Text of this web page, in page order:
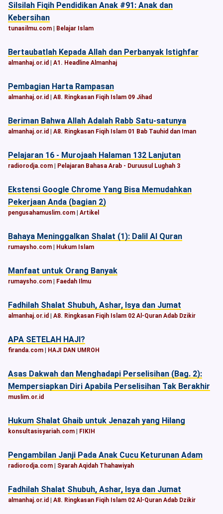
Silsilah Fiqih Pendidikan Anak #91: Anak dan
Kebersihan
tunasilmu.com Belajar Islam
Bertaubatlah Kepada Allah dan Perbanyak Istighfar
almanhaj.or.id A1. Headline Almanhaj
Pembagian Harta Rampasan
almanhaj.or.id A8. Ringkasan Fiqih Islam 09 Jihad
Beriman Bahwa Allah Adalah Rabb Satu-satunya
almanhaj.or.id A8. Ringkasan Fiqih Islam 01 Bab Tauhid dan Iman
Pelajaran 16 - Murojaah Halaman 132 Lanjutan
radiorodja.com Pelajaran Bahasa Arab - Duruusul Lughah 3
Ekstensi Google Chrome Yang Bisa Memudahkan
Pekerjaan Anda (bagian 2)
pengusahamuslim.com Artikel
Bahaya Meninggalkan Shalat (1): Dalil Al Quran
rumaysho.com Hukum Islam
Manfaat untuk Orang Banyak
rumaysho.com Faedah Ilmu
Fadhilah Shalat Shubuh, Ashar, Isya dan Jumat
almanhaj.or.id A8. Ringkasan Fiqih Islam 02 Al-Quran Adab Dzikir
APA SETELAH HAJI?
firanda.com HAJI DAN UMROH
Asas Dakwah dan Menghadapi Perselisihan (Bag. 2):
Mempersiapkan Diri Apabila Perselisihan Tak Berakhir
muslim.or.id
Hukum Shalat Ghaib untuk Jenazah yang Hilang
konsultasisyariah.com FIKIH
Pengambilan Janji Pada Anak Cucu Keturunan Adam
radiorodja.com Syarah Aqidah Thahawiyah
Fadhilah Shalat Shubuh, Ashar, Isya dan Jumat
almanhaj.or.id A8. Ringkasan Fiqih Islam 02 Al-Quran Adab Dzikir